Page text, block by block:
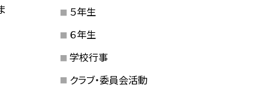
５年生
６年生
学校行事
クラブ・委員会活動